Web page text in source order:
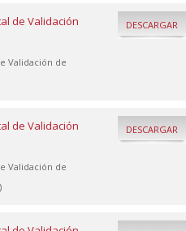
de Validación
Validación de
DESCARGAR
de Validación
Validación de
DESCARGAR